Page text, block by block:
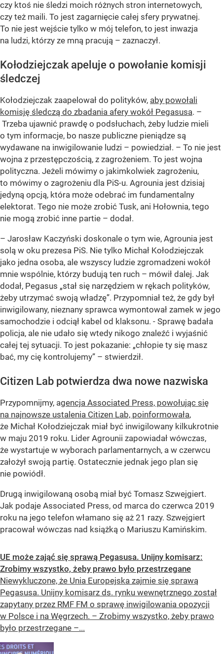
czy ktoś nie śledzi moich różnych stron internetowych,
czy też maili. To jest zagarnięcie całej sfery prywatnej.
To nie jest wejście tylko w mój telefon, to jest inwazja
na ludzi, którzy ze mną pracują – zaznaczył.
Kołodziejczak apeluje o powołanie komisji
śledczej
Kołodziejczak zaapelował do polityków, aby powołali
komisję śledczą do zbadania afery wokół Pegasusa. –
Trzeba ujawnić prawdę o podsłuchach, żeby ludzie mieli
o tym informacje, bo nasze publiczne pieniądze są
wydawane na inwigilowanie ludzi – powiedział. – To nie jest
wojna z przestępczością, z zagrożeniem. To jest wojna
polityczna. Jeżeli mówimy o jakimkolwiek zagrożeniu,
to mówimy o zagrożeniu dla PiS-u. Agrounia jest dzisiaj
jedyną opcją, która może odebrać im fundamentalny
elektorat. Tego nie może zrobić Tusk, ani Hołownia, tego
nie mogą zrobić inne partie – dodał.
– Jarosław Kaczyński doskonale o tym wie, Agrounia jest
solą w oku prezesa PiS. Nie tylko Michał Kołodziejczak
jako jedna osoba, ale wszyscy ludzie zgromadzeni wokół
mnie wspólnie, którzy budują ten ruch – mówił dalej. Jak
dodał, Pegasus „stał się narzędziem w rękach polityków,
żeby utrzymać swoją władzę”. Przypomniał też, że gdy był
inwigilowany, nieznany sprawca wymontował zamek w jego
samochodzie i odciął kabel od klaksonu. - Sprawę badała
policja, ale nie udało się wtedy nikogo znaleźć i wyjaśnić
całej tej sytuacji. To jest pokazanie: „chłopie ty się masz
bać, my cię kontrolujemy” – stwierdził.
Citizen Lab potwierdza dwa nowe nazwiska
Przypomnijmy, agencja Associated Press, powołując się
na najnowsze ustalenia Citizen Lab, poinformowała,
że Michał Kołodziejczak miał być inwigilowany kilkukrotnie
w maju 2019 roku. Lider Agrounii zapowiadał wówczas,
że wystartuje w wyborach parlamentarnych, a w czerwcu
założył swoją partię. Ostatecznie jednak jego plan się
nie powiódł.
Drugą inwigilowaną osobą miał być Tomasz Szwejgiert.
Jak podaje Associated Press, od marca do czerwca 2019
roku na jego telefon włamano się aż 21 razy. Szwejgiert
pracował wówczas nad książką o Mariuszu Kamińskim.
UE może zająć się sprawą Pegasusa. Unijny komisarz:
Zrobimy wszystko, żeby prawo było przestrzegane
Niewykluczone, że Unia Europejska zajmie się sprawą
Pegasusa. Unijny komisarz ds. rynku wewnętrznego został
zapytany przez RMF FM o sprawę inwigilowania opozycji
w Polsce i na Węgrzech. – Zrobimy wszystko, żeby prawo
było przestrzegane –...